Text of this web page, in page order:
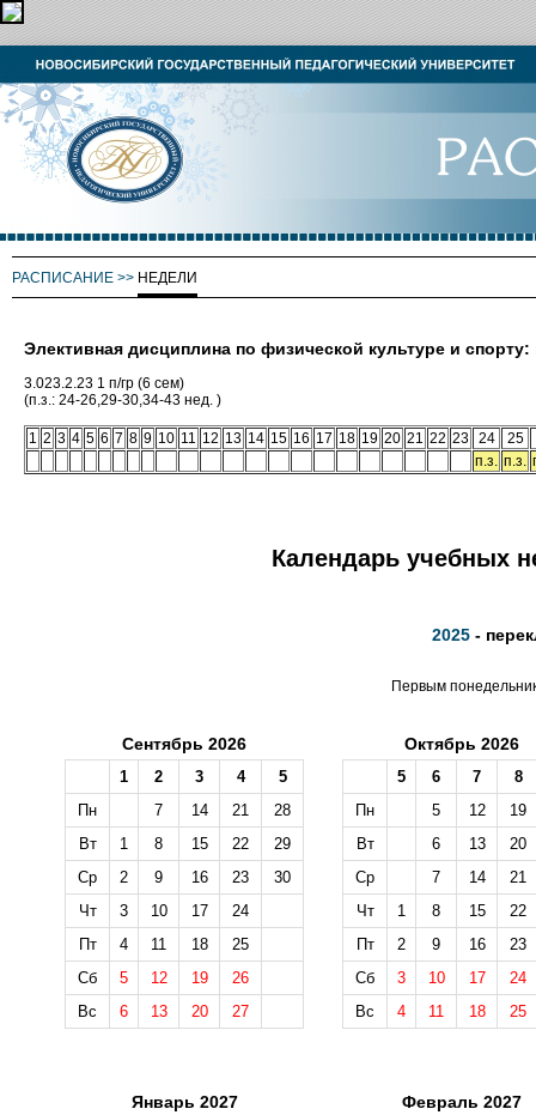
РАСПИСАНИЕ >> НЕДЕЛИ
Элективная дисциплина по физической культуре и
3.023.2.23 1 п/гр (6 сем)
(п.з.: 24-26,29-30,34-43 нед. )
1 2 3 4 5 6 7 8 9 10 11 12 13 14 15 16 17 18 19 20 21 22 23 24 25
п.з. п.з.
Календарь учебных
2025-
Первым
Сентябрь 2026
1 2 3 4
5
Пн
7 14 21
28
Вт
1 8 15 22
29
Ср
2 9 16 23
30
Чт
3 10 17
24
Пт
4 11 18
25
Сб
5 12 19
26
Вс
6 13 20 27
Октябрь 2026
5 6 7
8
Пн
5 12
19
Вт
6 13
20
Ср
7 14
21
Чт
1 8 15
22
Пт
2 9 16
23
Сб
3 10 17
24
Вс
4 11 18 25
Январь 2027 Февраль 2027